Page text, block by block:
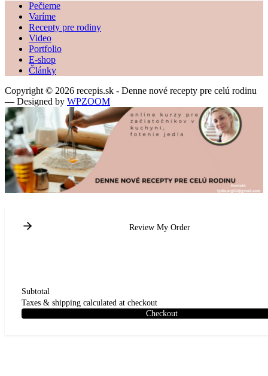
Pečieme
Varíme
Recepty pre rodiny
Video
Portfolio
E-shop
Články
Copyright © 2026 recepis.sk - Denne nové recepty pre celú rodinu
— Designed by WPZOOM
Review My Order
Subtotal
Taxes & shipping calculated at checkout
Checkout